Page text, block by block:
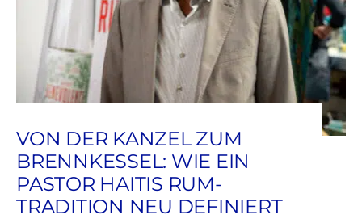
VON DER KANZEL ZUM
BRENNKESSEL: WIE EIN
PASTOR HAITIS RUM-
TRADITION NEU DEFINIERT